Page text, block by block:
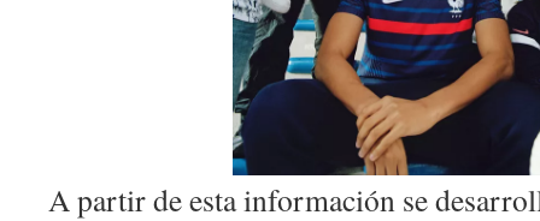
A partir de esta información se